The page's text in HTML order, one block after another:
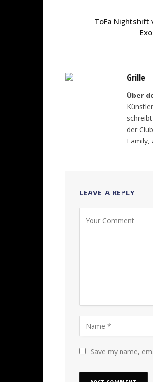
ToFa Nightshift
Grille
Über
der
Family,
LEAVE A REPLY
Save my name,